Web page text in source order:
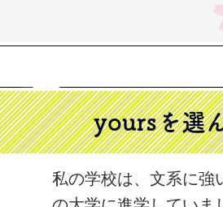
yoursを選
私の学校は、文系に強